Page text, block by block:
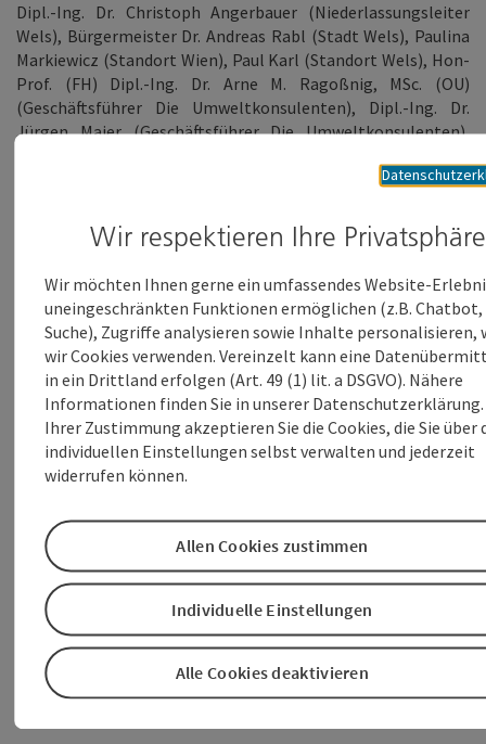
Dipl.-Ing. Dr. Christoph Angerbauer (Niederlassungsleiter
Wels), Bürgermeister Dr. Andreas Rabl (Stadt Wels), Paulina
Markiewicz (Standort Wien), Paul Karl (Standort Wels), Hon-
Prof. (FH) Dipl.-Ing. Dr. Arne M. Ragoßnig, MSc. (OU)
(Geschäftsführer Die Umweltkonsulenten), Dipl.-Ing. Dr.
Jürgen Maier (Geschäftsführer Die Umweltkonsulenten),
© Wels Marketing & Touristik GmbH (Fotograf:
Dokumente:
Foto_EÖ_Die_Umweltkonsulenten__c__WMT.jpg (528
Wir respektieren Ihre Privatsphäre
Wir möchten Ihnen gerne ein umfassendes Website-
uneingeschränkten Funktionen ermöglichen (z.B. Chatbot,
Suche), Zugriffe analysieren sowie Inhalte personalisieren,
wir Cookies verwenden. Vereinzelt kann eine
in ein Drittland erfolgen (Art. 49 (1) lit. a DSGVO). Nähere
Informationen finden Sie in unserer
Ihrer Zustimmung akzeptieren Sie die Cookies, die Sie über
individuellen Einstellungen selbst verwalten und jederzeit
widerrufen können.
Alle Cookies deaktivieren
Individuelle Einstellungen
Allen Cookies zustimmen